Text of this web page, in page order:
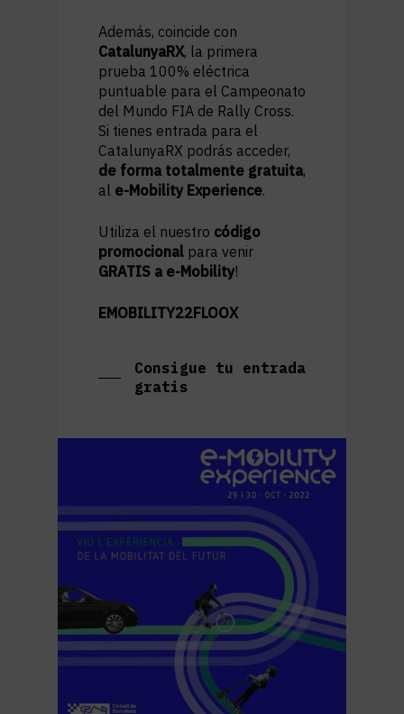
Además, coincide con
CatalunyaRX, la primera
prueba 100% eléctrica
puntuable para el Campeonato
del Mundo FIA de Rally Cross.
Si tienes entrada para el
CatalunyaRX podrás acceder,
de forma totalmente gratuita,
al e-Mobility Experience.
Utiliza el nuestro código
promocionalpara venir
GRATIS a e-Mobility!
EMOBILITY22FLOOX
Consigue tu entrada
gratis